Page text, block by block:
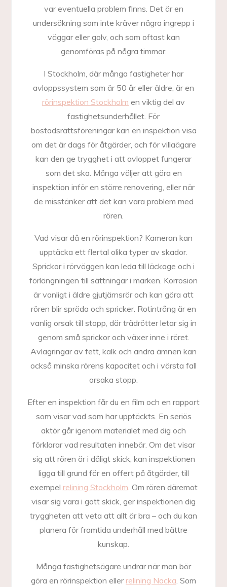
var eventuella problem finns. Det är en
undersökning som inte kräver några ingrepp i
väggar eller golv, och som oftast kan
genomföras på några timmar.
I Stockholm, där många fastigheter har
avloppssystem som är 50 år eller äldre, är en
rörinspektion Stockholm en viktig del av
fastighetsunderhållet. För
bostadsrättsföreningar kan en inspektion visa
om det är dags för åtgärder, och för villaägare
kan den ge trygghet i att avloppet fungerar
som det ska. Många väljer att göra en
inspektion inför en större renovering, eller när
de misstänker att det kan vara problem med
rören.
Vad visar då en rörinspektion? Kameran kan
upptäcka ett flertal olika typer av skador.
Sprickor i rörväggen kan leda till läckage och i
förlängningen till sättningar i marken. Korrosion
är vanligt i äldre gjutjärnsrör och kan göra att
rören blir spröda och spricker. Rotintrång är en
vanlig orsak till stopp, där trädrötter letar sig in
genom små sprickor och växer inne i röret.
Avlagringar av fett, kalk och andra ämnen kan
också minska rörens kapacitet och i värsta fall
orsaka stopp.
Efter en inspektion får du en film och en rapport
som visar vad som har upptäckts. En seriös
aktör går igenom materialet med dig och
förklarar vad resultaten innebär. Om det visar
sig att rören är i dåligt skick, kan inspektionen
ligga till grund för en offert på åtgärder, till
exempel relining Stockholm. Om rören däremot
visar sig vara i gott skick, ger inspektionen dig
tryggheten att veta att allt är bra – och du kan
planera för framtida underhåll med bättre
kunskap.
Många fastighetsägare undrar när man bör
göra en rörinspektion ellerrelining Nacka. Som